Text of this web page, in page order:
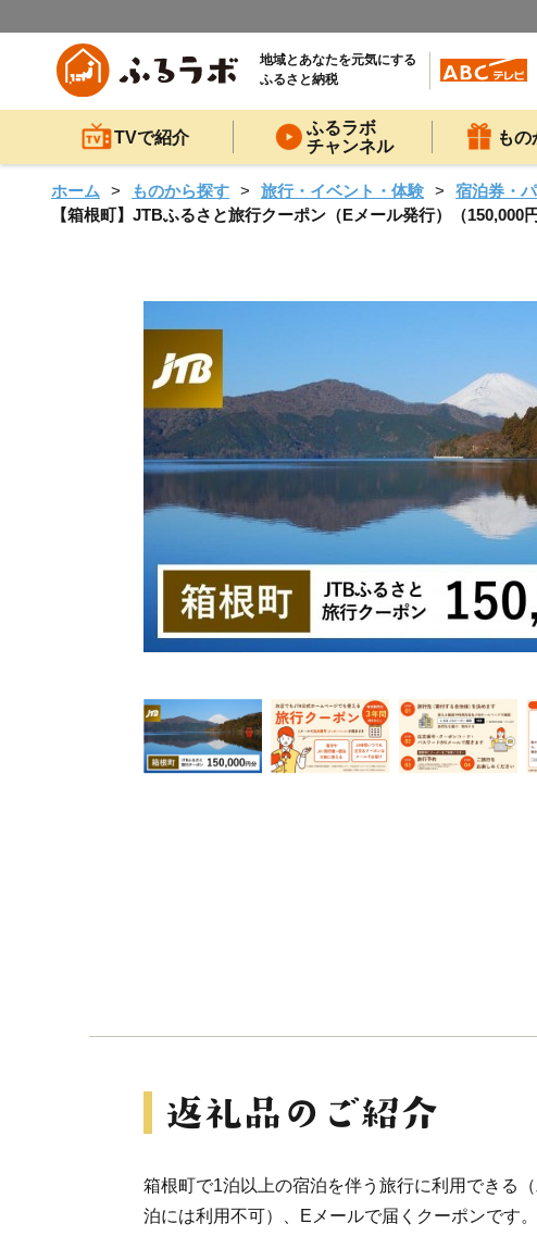
地域とあなたを元気にする
ふるさと納税
TVで紹介
ふるラボ
チャンネル
も
ホーム ものから探す 旅行・イベント・体験
宿泊券・
【箱根町】JTBふるさと旅行クーポン（Eメール発行）（
箱根町で1泊以上の宿泊を伴う旅行に利用できる
泊には利用不可）、Eメールで届くクーポンです。